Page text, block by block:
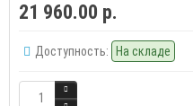
21 960.00 р.
Доступность: На складе